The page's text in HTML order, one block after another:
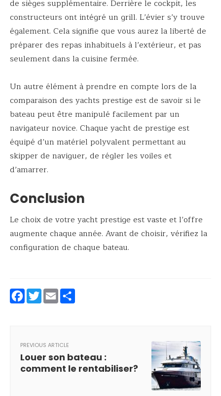
de sièges supplémentaire. Derrière le cockpit, les
constructeurs ont intégré un grill. L’évier s’y trouve
également. Cela signifie que vous aurez la liberté de
préparer des repas inhabituels à l’extérieur, et pas
seulement dans la cuisine fermée.
Un autre élément à prendre en compte lors de la
comparaison des yachts prestige est de savoir si le
bateau peut être manipulé facilement par un
navigateur novice. Chaque yacht de prestige est
équipé d’un matériel polyvalent permettant au
skipper de naviguer, de régler les voiles et
d’amarrer.
Conclusion
Le choix de votre yacht prestige est vaste et l’offre
augmente chaque année. Avant de choisir, vérifiez la
configuration de chaque bateau.
Facebook
Twitter
Email
PREVIOUS ARTICLE
Louer son bateau :
comment le rentabiliser?